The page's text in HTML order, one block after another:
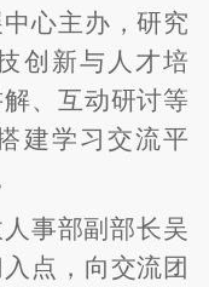
心主办，研究
创新与人才培
、互动研讨等
建学习交流平
事部副部长吴
点，向交流团